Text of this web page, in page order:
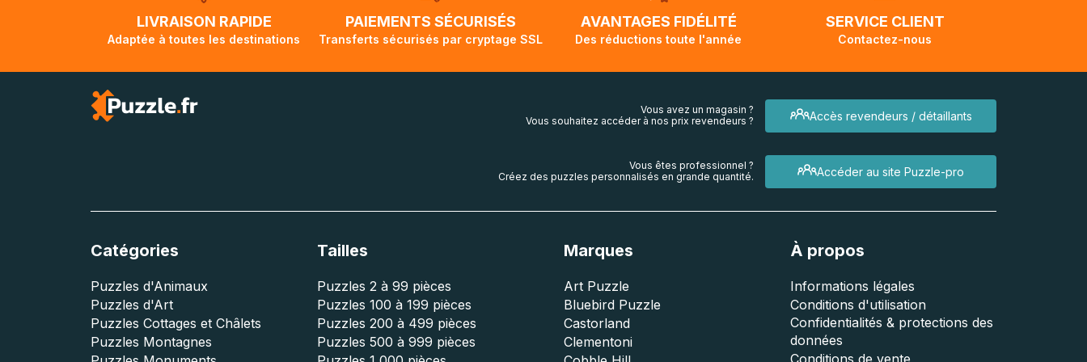
lorsque votre colis aura touché terre.
LIVRAISON RAPIDE
Adaptée à toutes les destinations
PAIEMENTS SÉCURISÉS
Transferts sécurisés par cryptage SSL
AVANTAGES FIDÉLITÉ
Des réductions toute l'année
SERVICE CLIENT
Contactez-nous
Accès revendeurs / détaillants
Vous avez un magasin ?
Vous souhaitez accéder à nos prix revendeurs ?
Accéder au site Puzzle-pro
Vous êtes professionnel ?
Créez des puzzles personnalisés en grande quantité.
Catégories
Puzzles d'Animaux
Puzzles d'Art
Puzzles Cottages et Châlets
Puzzles Montagnes
Tailles
Puzzles 2 à 99 pièces
Puzzles 100 à 199 pièces
Puzzles 200 à 499 pièces
Puzzles 500 à 999 pièces
Marques
Art Puzzle
Bluebird Puzzle
Castorland
Clementoni
À propos
Informations légales
Conditions d'utilisation
Confidentialités & protections des
données
Conditions de vente